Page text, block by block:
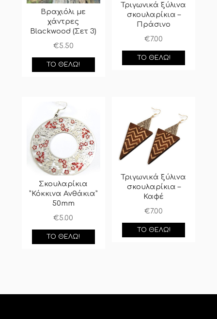
Βραχιόλι με
χάντρες
Blackwood (Σετ 3)
€5.50
ΤΟ ΘΈΛΩ!
Τριγωνικά ξύλινα
σκουλαρίκια –
Πράσινο
€7.00
ΤΟ ΘΈΛΩ!
Σκουλαρίκια
”Κόκκινα Ανθάκια”
50mm
€5.00
ΤΟ ΘΈΛΩ!
Τριγωνικά ξύλινα
σκουλαρίκια –
Καφέ
€7.00
ΤΟ ΘΈΛΩ!